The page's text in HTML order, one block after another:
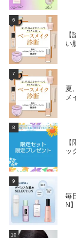
6
い
7
夏
メ
8
ッ
9
毎
N】
10